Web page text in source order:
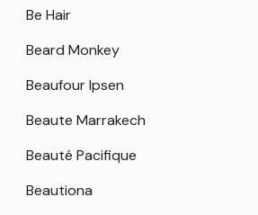
Be Hair
Beard Monkey
Beaufour Ipsen
Beaute Marrakech
Beauté Pacifique
Beautiona